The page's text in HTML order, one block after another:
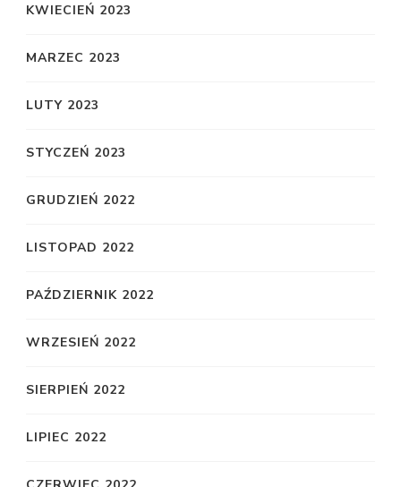
KWIECIEŃ 2023
MARZEC 2023
LUTY 2023
STYCZEŃ 2023
GRUDZIEŃ 2022
LISTOPAD 2022
PAŹDZIERNIK 2022
WRZESIEŃ 2022
SIERPIEŃ 2022
LIPIEC 2022